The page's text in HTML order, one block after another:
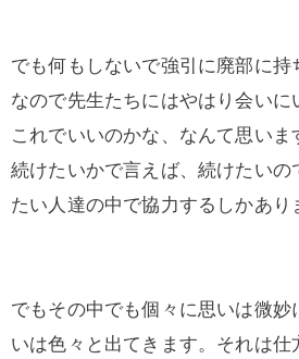
でも何もしないで強引に廃部に
なので先生たちにはやはり会いに
これでいいのかな、なんて思い
続けたいかで言えば、続けたいの
たい人達の中で協力するしかあり
でもその中でも個々に思いは微妙
いは色々と出てきます。それは仕